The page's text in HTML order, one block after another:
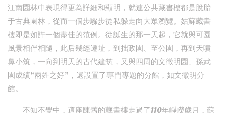
江南園林中表現得更為詳細和顯明，就連公共藏書樓都是脫胎
于古典園林，從而一個步驟步從私躲走向大眾瀏覽。姑蘇藏書
樓即是如許一個盡佳的范例。從誕生的那一天起，它就與可園
風景相伴相隨，此后幾經遷址，到拙政園、至公園，再到天噴
鼻小筑，一向到明天的古代建筑，又與四周的文徵明園、孫武
園成績“兩姓之好”，還設置了專門專題的分館，如文徵明分
館。
不知不覺中，這座陳舊的藏書樓走過了110年崢嶸歲月，蘇